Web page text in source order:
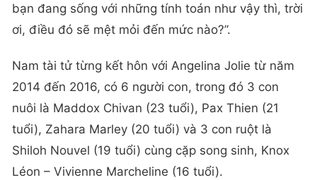
bạn đang sống với những tính toán như vậy thì, trời
ơi, điều đó sẽ mệt mỏi đến mức nào?”.
Nam tài tử từng kết hôn với Angelina Jolie từ năm
2014 đến 2016, có 6 người con, trong đó 3 con
nuôi là Maddox Chivan (23 tuổi), Pax Thien (21
tuổi), Zahara Marley (20 tuổi) và 3 con ruột là
Shiloh Nouvel (19 tuổi) cùng cặp song sinh, Knox
Léon – Vivienne Marcheline (16 tuổi).